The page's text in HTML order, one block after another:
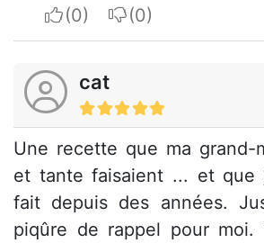
I apreciateI do not
cat
Une recette que ma grand-
et tante faisaient ... et que
fait depuis des années.
piqûre de rappel pour moi.